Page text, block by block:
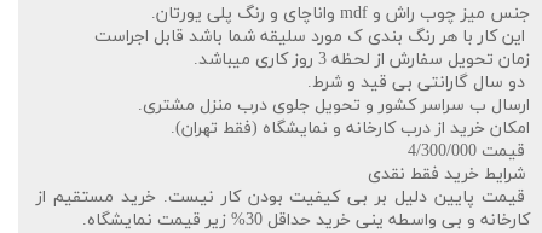
جنس میز چوب راش و mdf واناچای و رنگ پلی یورتان.
این کار با هر رنگ بندی ک مورد سلیقه شما باشد قابل اجراست
زمان تحویل سفارش از لحظه 3 روز کاری میباشد.
دو سال گارانتی بی قید و شرط.
ارسال ب سراسر کشور و تحویل جلوی درب منزل مشتری.
امکان خرید از درب کارخانه و نمایشگاه (فقط تهران).
قیمت 4/300/000
شرایط خرید فقط نقدی
قیمت پایین دلیل بر بی کیفیت بودن کار نیست. خرید مستقیم از
کارخانه و بی واسطه ینی خرید حداقل 30% زیر قیمت نمایشگاه.